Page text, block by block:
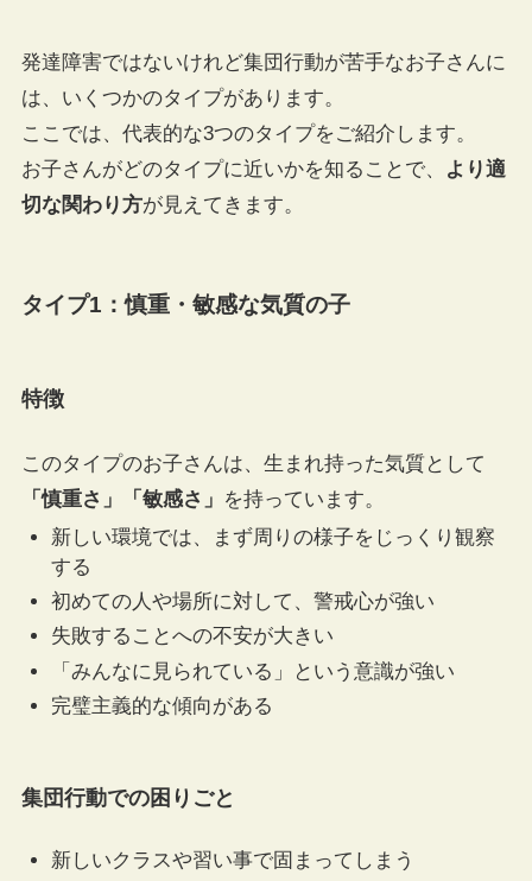
発達障害ではないけれど集団行動が苦手なお子さんに
は、いくつかのタイプがあります。
ここでは、代表的な3つのタイプをご紹介します。
お子さんがどのタイプに近いかを知ることで、
より適
切な関わり方が見えてきます。
タイプ1：慎重・敏感な気質の子
特徴
このタイプのお子さんは、生まれ持った気質として
「慎重さ」「敏感さ」 を持っています。
新しい環境では、まず周りの様子をじっくり観察
する
初めての人や場所に対して、警戒心が強い
失敗することへの不安が大きい
「みんなに見られている」という意識が強い
完璧主義的な傾向がある
集団行動での困りごと
新しいクラスや習い事で固まってしまう